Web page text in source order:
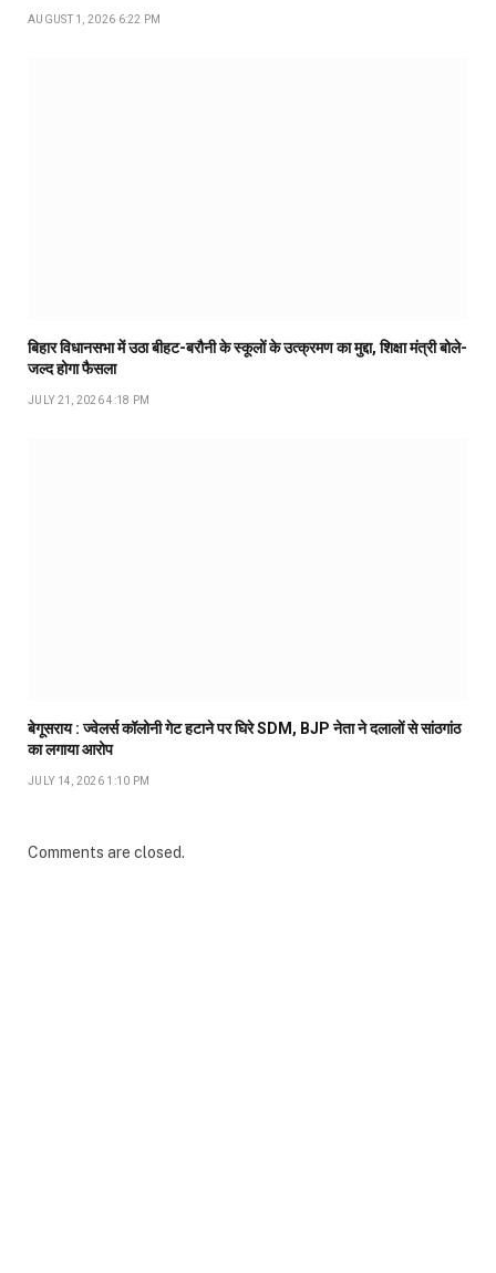
AUGUST 1, 2026 6:22 PM
बिहार विधानसभा में उठा बीहट-बरौनी के स्कूलों के उत्क्रमण का मुद्दा, शिक्षा मंत्री बोले-
जल्द होगा फैसला
JULY 21, 2026 4:18 PM
बेगूसराय : ज्वेलर्स कॉलोनी गेट हटाने पर घिरे SDM, BJP नेता ने दलालों से सांठगांठ
का लगाया आरोप
JULY 14, 2026 1:10 PM
Comments are closed.